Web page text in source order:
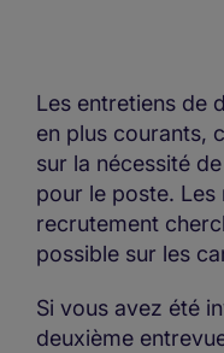
Les entretiens de
en plus courants,
sur la nécessité
pour le poste. Les
recrutement
possible sur les
Si vous avez été
deuxième